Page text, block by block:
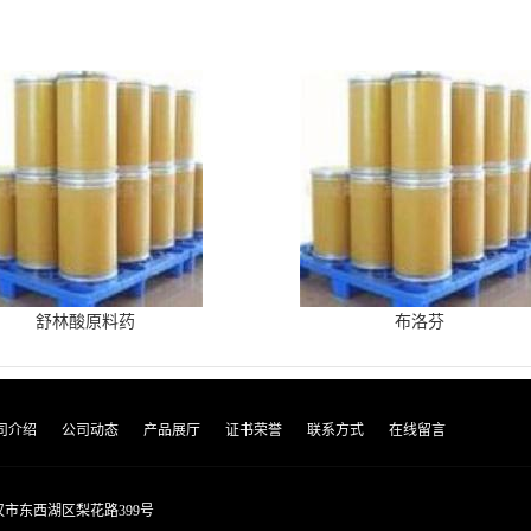
舒林酸原料药 布洛芬
介绍 公司动态 产品展厅 证书荣誉 联系方式 在线留言
市东西湖区梨花路399号